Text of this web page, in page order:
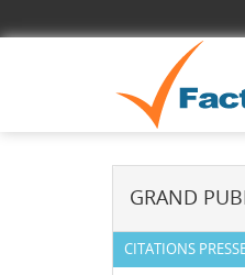
GRAND
CITATIONS